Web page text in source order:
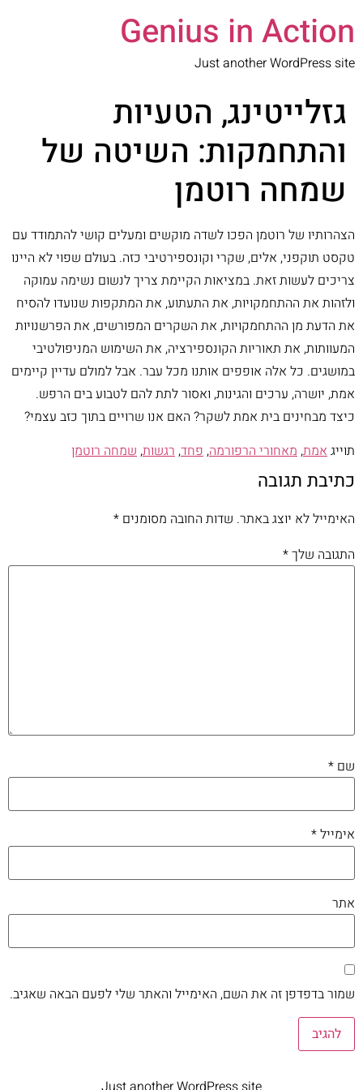
Genius in Action
Just another WordPress site
גזלייטינג, הטעיות
והתחמקות: השיטה של
שמחה רוטמן
הצהרותיו של רוטמן הפכו לשדה מוקשים ומעלים קושי להתמודד עם
טקסט תוקפני, אלים, שקרי וקונספירטיבי כזה. בעולם שפוי לא היינו
צריכים לעשות זאת. במציאות הקיימת צריך לנשום נשימה עמוקה
ולזהות את ההתחמקויות, את התעתוע, את המתקפות שנועדו להסיח
את הדעת מן ההתחמקויות, את השקרים המפורשים, את הפרשנויות
המעוותות, את תאוריות הקונספירציה, את השימוש המניפולטיבי
במושגים. כל אלה אופפים אותנו מכל עבר. אבל למולם עדיין קיימים
אמת, יושרה, ערכים והגינות, ואסור לתת להם לטבוע בים הרפש.
כיצד מבחינים בית אמת לשקר? האם אנו שרויים בתוך כזב עצמי?
תוייגאמת,מאחורי הרפורמה,פחד,רגשות,שמחה רוטמן
כתיבת תגובה
האימייל לא יוצג באתר. שדות החובה מסומנים *
התגובה שלך*
שם *
אימייל*
אתר
שמור בדפדפן זה את השם, האימייל והאתר שלי לפעם הבאה שאגיב.